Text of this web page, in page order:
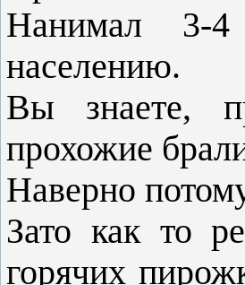
Нанимал 3-4
населению.
Вы знаете,
прохожие
Наверно
Зато как то
горячих